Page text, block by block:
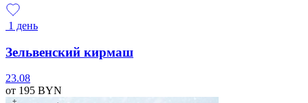
1 день
Зельвенский кирмаш
23.08
от 195 BYN